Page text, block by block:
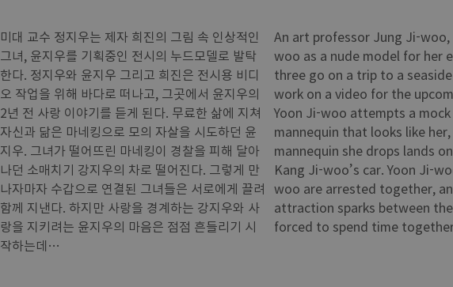
미대 교수 정지우는 제자 희진의 그림 속 인상적인
그녀, 윤지우를 기획중인 전시의 누드모델로 발탁
한다. 정지우와 윤지우 그리고 희진은 전시용 비디
오 작업을 위해 바다로 떠나고, 그곳에서 윤지우의
2년 전 사랑 이야기를 듣게 된다. 무료한 삶에 지쳐
자신과 닮은 마네킹으로 모의 자살을 시도하던 윤
지우. 그녀가 떨어뜨린 마네킹이 경찰을 피해 달아
나던 소매치기 강지우의 차로 떨어진다. 그렇게 만
나자마자 수갑으로 연결된 그녀들은 서로에게 끌려
함께 지낸다. 하지만 사랑을 경계하는 강지우와 사
랑을 지키려는 윤지우의 마음은 점점 흔들리기 시
작하는데…
An art professor Jung Ji-woo,
woo as a nude model for her
three go on a trip to a
work on a video for the
Yoon Ji-woo attempts a
mannequin that looks like
mannequin she drops lands
Kang Ji-woo’s car. Yoon Ji-
woo are arrested together,
attraction sparks between
forced to spend time